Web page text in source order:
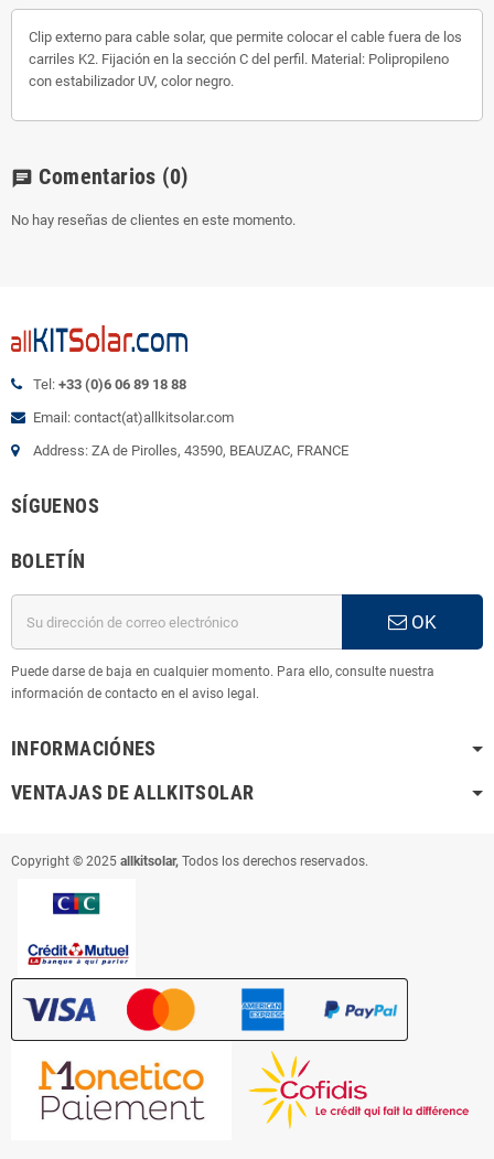
Clip externo para cable solar, que permite colocar el cable fuera de los
carriles K2. Fijación en la sección C del perfil. Material: Polipropileno
con estabilizador UV, color negro.
chat Comentarios (0)
No hay reseñas de clientes en este momento.
Tel: +33 (0)6 06 89 18 88
Email: contact(at)allkitsolar.com
Address: ZA de Pirolles, 43590, BEAUZAC, FRANCE
SÍGUENOS
BOLETÍN
OK
Puede darse de baja en cualquier momento. Para ello, consulte nuestra
información de contacto en el aviso legal.
INFORMACIÓNES
VENTAJAS DE ALLKITSOLAR
Copyright © 2025 allkitsolar, Todos los derechos reservados.